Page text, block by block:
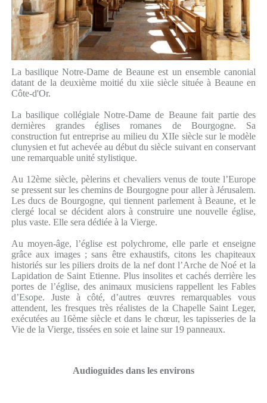
La basilique Notre-Dame de Beaune est un ensemble canonial
datant de la deuxième moitié du xiie siècle située à Beaune en
Côte-d'Or.
La basilique collégiale Notre-Dame de Beaune fait partie des
dernières grandes églises romanes de Bourgogne. Sa
construction fut entreprise au milieu du XIIe siècle sur le modèle
clunysien et fut achevée au début du siècle suivant en conservant
une remarquable unité stylistique.
Au 12ème siècle, pèlerins et chevaliers venus de toute l’Europe
se pressent sur les chemins de Bourgogne pour aller à Jérusalem.
Les ducs de Bourgogne, qui tiennent parlement à Beaune, et le
clergé local se décident alors à construire une nouvelle église,
plus vaste. Elle sera dédiée à la Vierge.
Au moyen-âge, l’église est polychrome, elle parle et enseigne
grâce aux images ; sans être exhaustifs, citons les chapiteaux
historiés sur les piliers droits de la nef dont l’Arche de Noé et la
Lapidation de Saint Etienne. Plus insolites et cachés derrière les
portes de l’église, des animaux musiciens rappellent les Fables
d’Esope. Juste à côté, d’autres œuvres remarquables vous
attendent, les fresques très réalistes de la Chapelle Saint Leger,
exécutées au 16ème siècle et dans le chœur, les tapisseries de la
Vie de la Vierge, tissées en soie et laine sur 19 panneaux.
Audioguides dans les environs